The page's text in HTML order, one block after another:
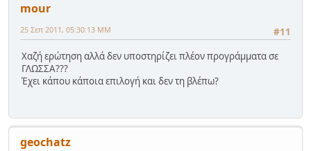
mour
#11
25 Σεπ 2011, 05:30:13 ΜΜ
Χαζή ερώτηση αλλά δεν υποστηρίζει πλέον προγράμματα σε
ΓΛΩΣΣΑ???
Έχει κάπου κάποια επιλογή και δεν τη βλέπω?
geochatz